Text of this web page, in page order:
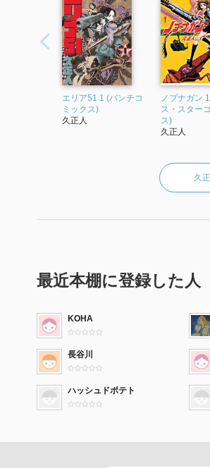
エリア51 1 (バンチコ
ミックス)
久正人
ノブナガン
ス・スター
ス)
久正人
久
最近本棚に登録した人
KOHA
長谷川
ハッシュドポテト